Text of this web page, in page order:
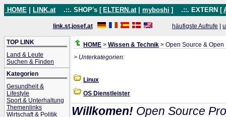
HOME LINK.at .::. SHOP's [ ELTERN.at myboshi ] .::. EXTERN [
link.st.josef.at häufigste Aufrufe
TOP LINK
Land & Leute
Suchen & Finden
Kategorien
Gesundheit &
Lifestyle
Sport & Unterhaltung
Themenlinks
Wirtschaft & Politik
HOME > Wissen & Technik > Open Source & Open
> Unterkategorien:
Linux
OS Dienstleister
Willkomen! Open Source